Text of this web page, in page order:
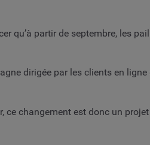
qu’à partir de septembre, les
dirigée par les clients en
changement est donc un